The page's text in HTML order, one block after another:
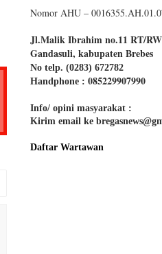
Nomor AHU –
Jl.Malik Ibrahim no.11 RT/
Gandasuli, kabupaten Brebes
No telp. (0283) 672782
Handphone : 085229907990
Info/ opini masyarakat :
Kirim email ke
Daftar Wartawan